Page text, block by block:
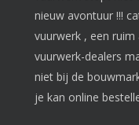
nieuw avontuur !!!
vuurwerk , een
vuurwerk-dealers
niet bij de
je kan online